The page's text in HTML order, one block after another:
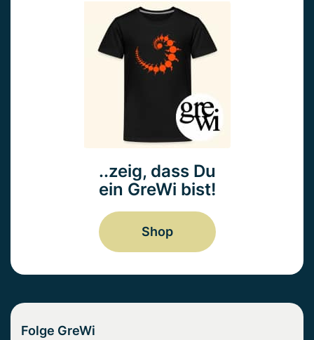
..zeig, dass Du
ein GreWi bist!
Shop
Folge GreWi